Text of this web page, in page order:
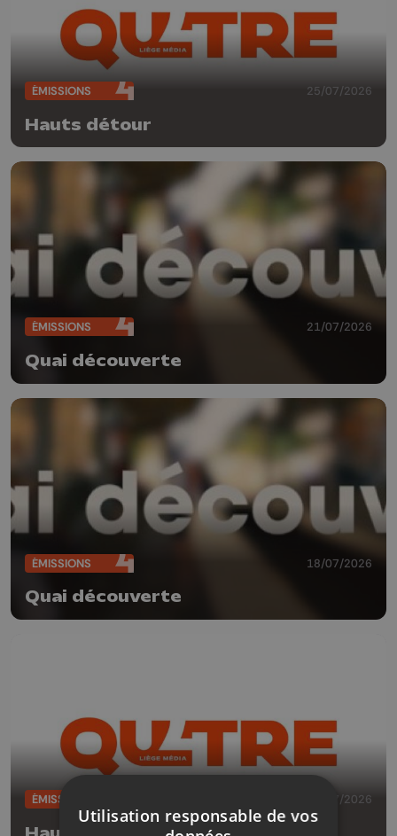
ÉMISSIONS 25/07/2026
Hauts détour
ÉMISSIONS 21/07/2026
Quai découverte
ÉMISSIONS 18/07/2026
Quai découverte
ÉMISSIONS 18/07/2026
Utilisation responsable de vos